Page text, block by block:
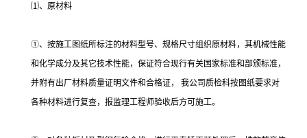
⑴、原材料
①、按施工图纸所标注的材料型号、规格尺寸组织原材料，其机械性能
和化学成分及其它技术性能，保证符合现行有关国家标准和部颁标准，
并附有出厂材料质量证明文件和合格证， 我公司质检科按图纸要求对
各种材料进行复查，报监理工程师验收后方可施工。